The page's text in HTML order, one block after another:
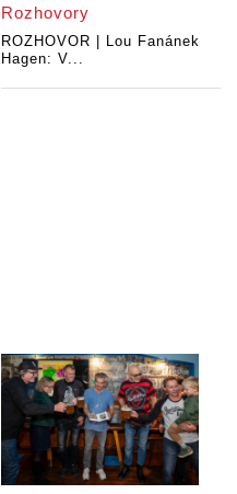
Rozhovory
ROZHOVOR | Lou Fanánek
Hagen: V...